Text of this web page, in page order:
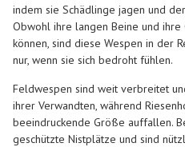
indem sie Schädlinge jagen und
Obwohl ihre langen Beine und
können, sind diese Wespen in der
nur, wenn sie sich bedroht fühlen.
Feldwespen sind weit verbreitet
ihrer Verwandten, während
beeindruckende Größe auffallen.
geschützte Nistplätze und sind